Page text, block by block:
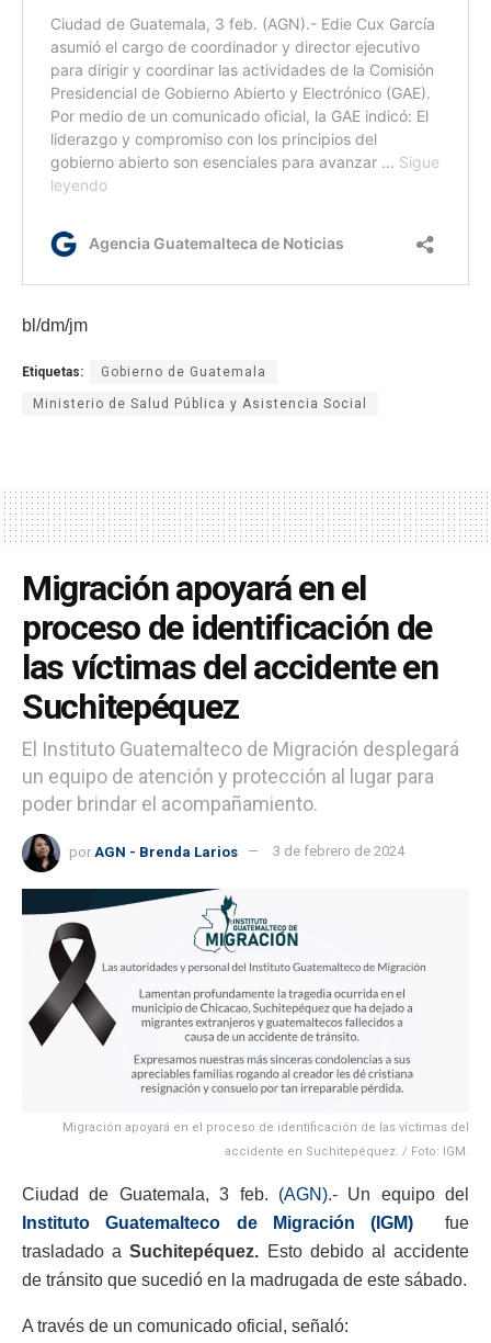
bl/dm/jm
Etiquetas: Gobierno de Guatemala
Ministerio de Salud Pública y Asistencia Social
Migración apoyará en el
proceso de identificación de
las víctimas del accidente en
Suchitepéquez
El Instituto Guatemalteco de Migración desplegará
un equipo de atención y protección al lugar para
poder brindar el acompañamiento.
por AGN - Brenda Larios 3 de febrero de 2024
Migración apoyará en el proceso de identificación de las víctimas del
accidente en Suchitepéquez. / Foto: IGM.
Ciudad de Guatemala, 3 feb. (AGN).- Un equipo del
Instituto Guatemalteco de Migración (IGM) fue
trasladado aSuchitepéquez. Esto debido al accidente
de tránsito que sucedió en la madrugada de este sábado.
A través de un comunicado oficial, señaló: